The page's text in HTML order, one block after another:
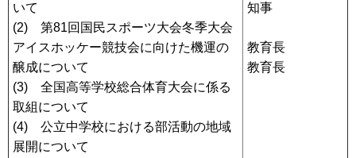
いて
(2) 第81回国民スポーツ大会冬季大会
アイスホッケー競技会に向けた機運の
醸成について
(3) 全国高等学校総合体育大会に係る
取組について
(4) 公立中学校における部活動の地域
展開について
知事
教育長
教育長